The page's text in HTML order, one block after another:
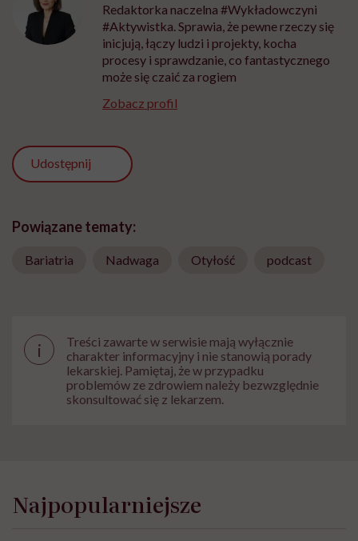
Redaktorka naczelna #Wykładowczyni
#Aktywistka. Sprawia, że pewne rzeczy się
inicjują, łączy ludzi i projekty, kocha
procesy i sprawdzanie, co fantastycznego
może się czaić za rogiem
Zobacz profil
Udostępnij
Powiązane tematy:
Bariatria Nadwaga Otyłość podcast
i
Treści zawarte w serwisie mają wyłącznie
charakter informacyjny i nie stanowią porady
lekarskiej. Pamiętaj, że w przypadku
problemów ze zdrowiem należy bezwzględnie
skonsultować się z lekarzem.
Najpopularniejsze